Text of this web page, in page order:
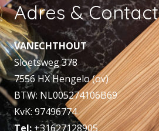
Adres & Contact
VANECHTHOUT
Sloetsweg 378
7556 HX Hengelo (ov)
BTW: NL005274106B69
KvK: 97496774
Tel:+31627128905